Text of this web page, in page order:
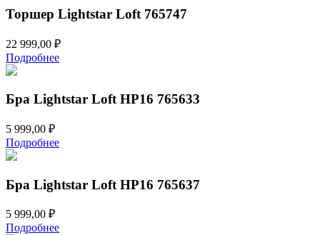
Торшер Lightstar Loft 765747
22 999,00 ₽
Подробнее
Бра Lightstar Loft HP16 765633
5 999,00 ₽
Подробнее
Бра Lightstar Loft HP16 765637
5 999,00 ₽
Подробнее